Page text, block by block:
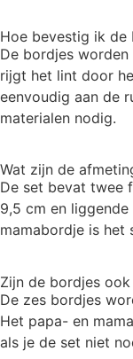
Hoe bevestig ik de
De bordjes
rijgt het lint door
eenvoudig aan de
materialen nodig.
Wat zijn de
De set bevat twee
9,5 cm en
mamabordje is het
Zijn de bordjes
De zes bordjes
Het papa- en
als je de set niet